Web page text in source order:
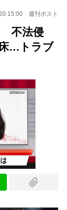
15:00 週刊ポスト
不法侵
…トラブ